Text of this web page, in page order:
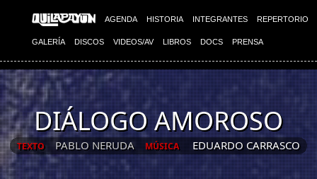
AGENDA HISTORIA INTEGRANTES REPERTORIO
GALERÍA DISCOS VIDEOS/AV LIBROS DOCS PRENSA
DIÁLOGO AMOROSO
TEXTO PABLO NERUDA MÚSICA EDUARDO CARRASCO